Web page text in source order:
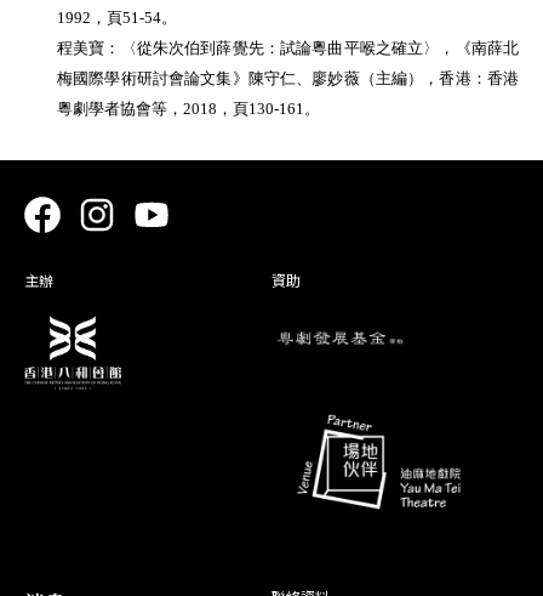
1992，頁51-54。
程美寶：〈從朱次伯到薛覺先：試論粵曲平喉之確立〉，《南薛北
梅國際學術研討會論文集》陳守仁、廖妙薇（主編），香港：香港
粵劇學者協會等，2018，頁130-161。
主辦 資助